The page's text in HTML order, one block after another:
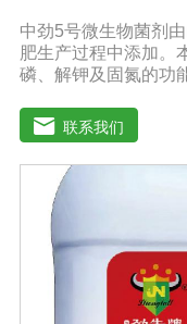
中劲5号微生物菌剂
肥生产过程中添加。
磷、解钾及固氮的功
维生素，能不同程度
收；并且能产生铁载
质，可以抑制细菌、
著的防病、抗重茬的
真菌的生长，提高植
病害的抗病力；2.分
长；3.产生分解不溶
产物，促进植物对磷
范围】适宜添加本品
有机废弃物、糠壳
联系我们